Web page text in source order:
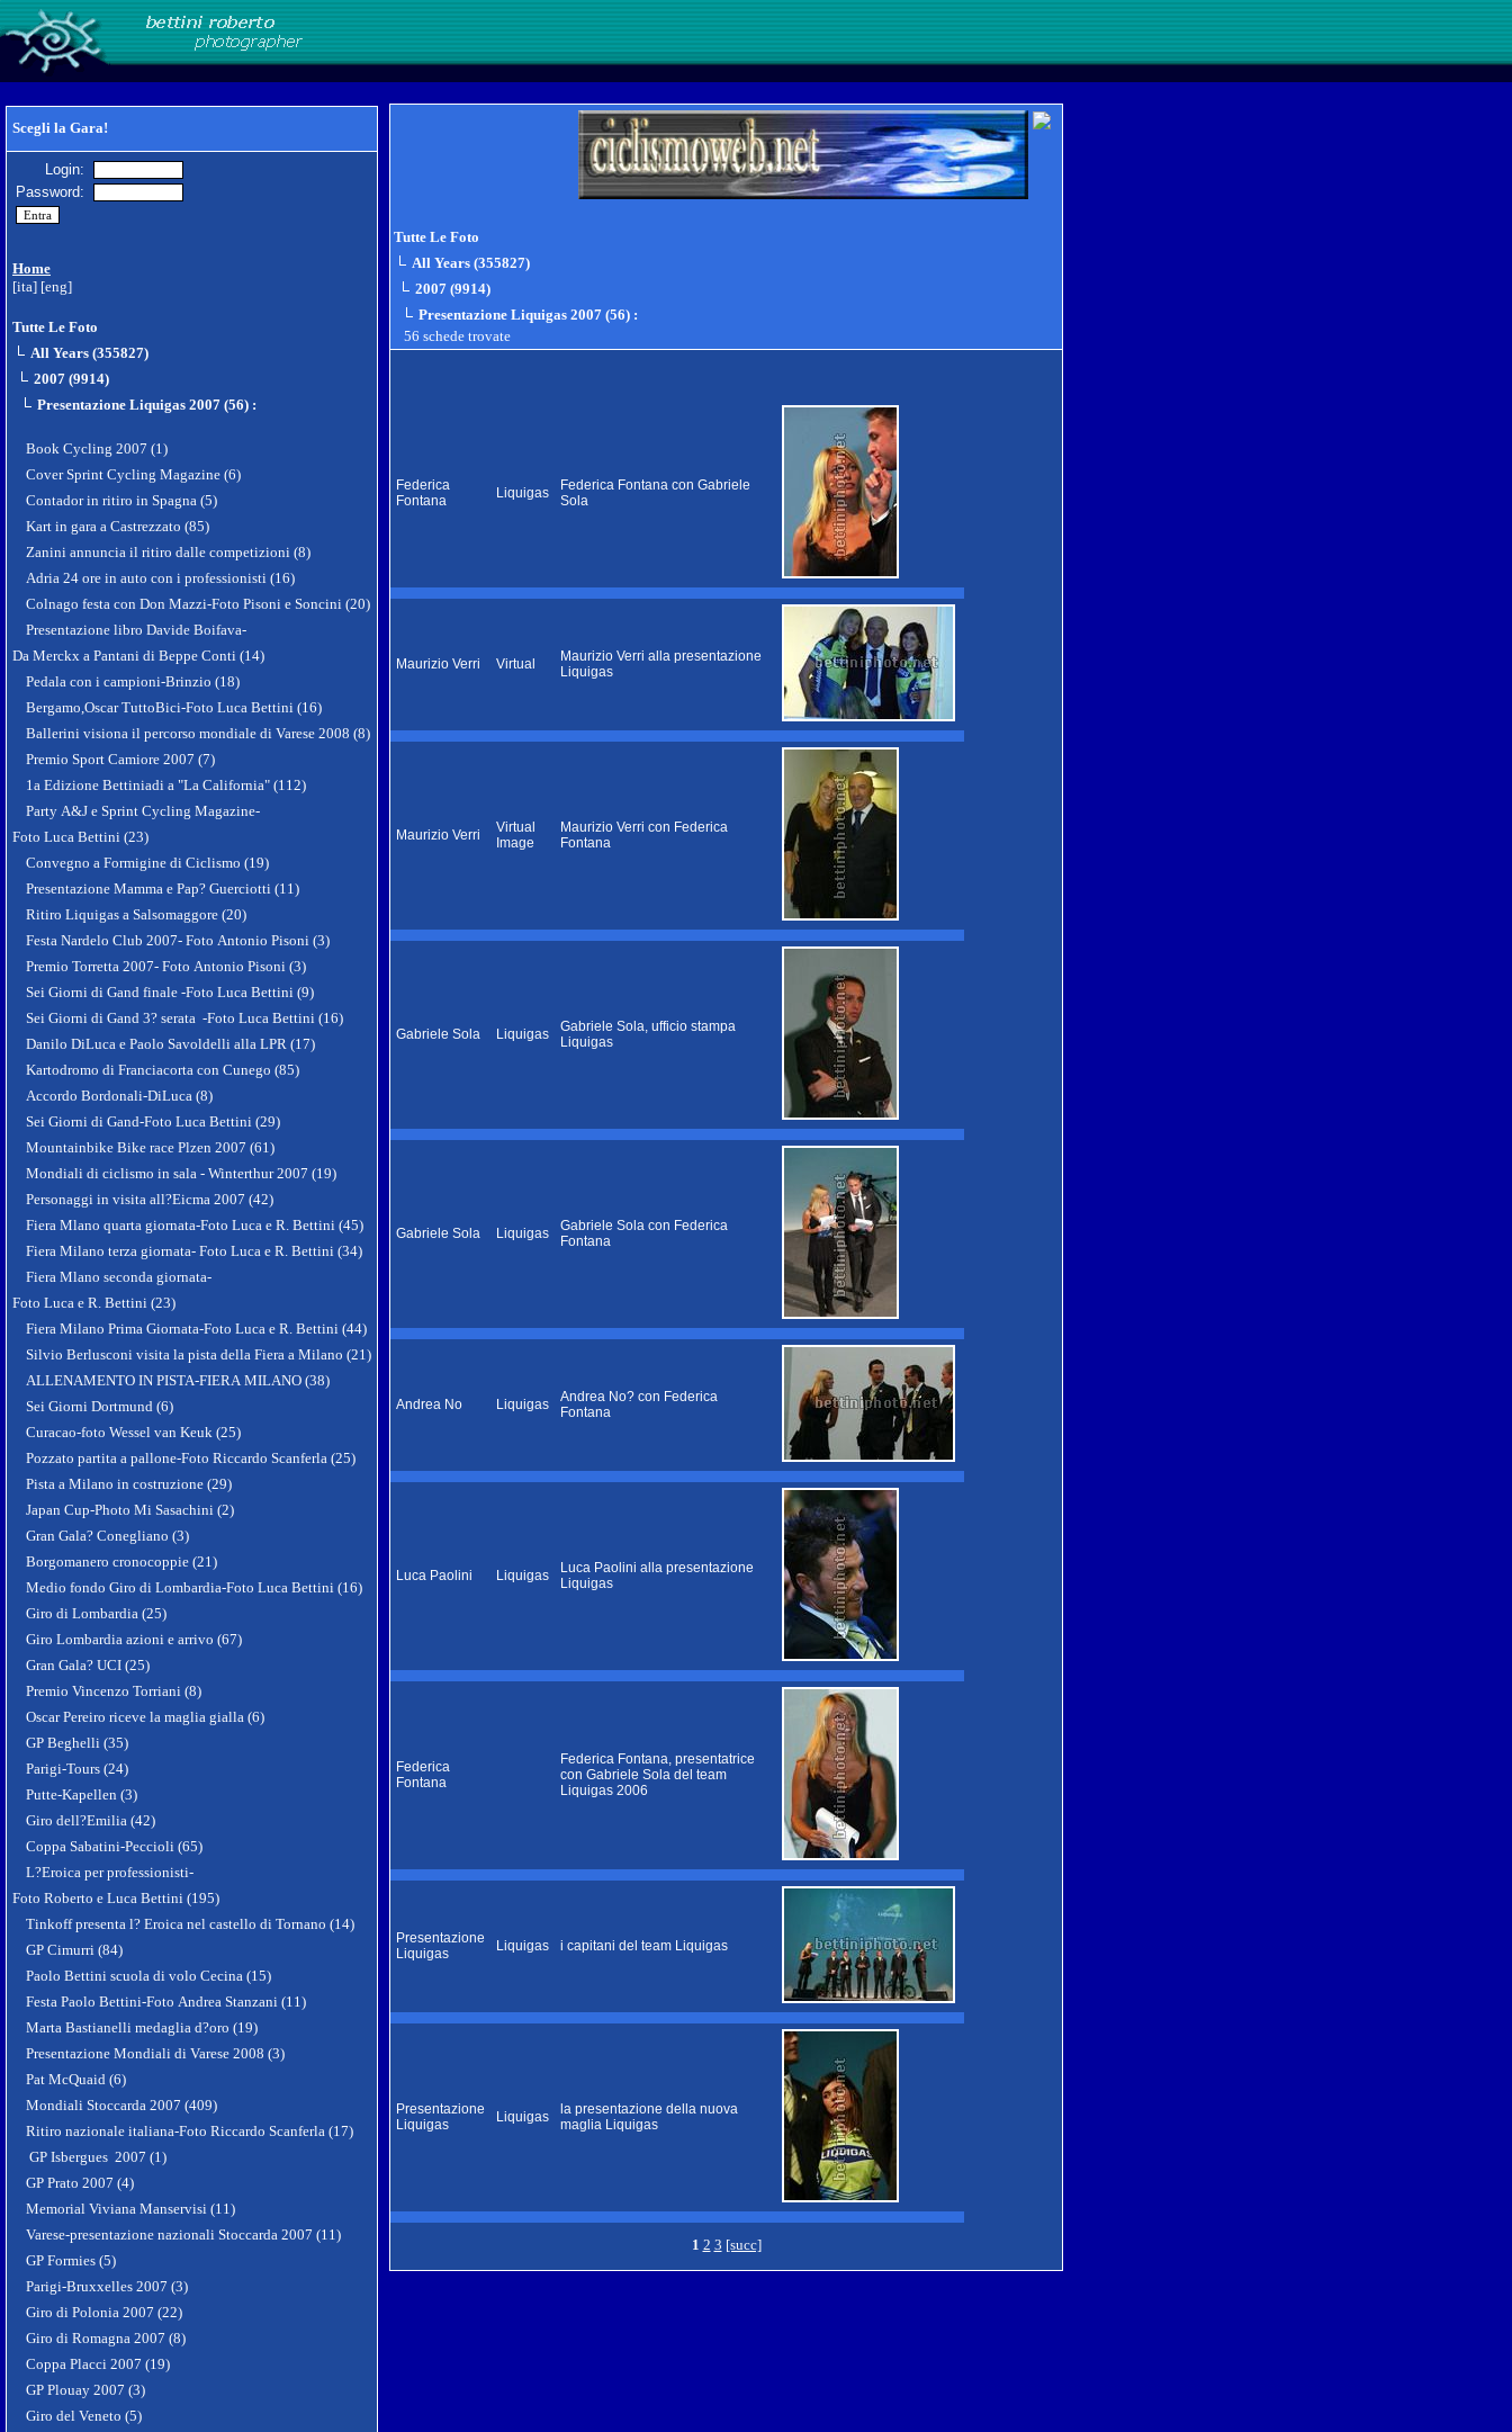
Scegli la Gara!
Login:
Password:
Home
[ita] [eng]
Tutte Le Foto
All Years (355827)
2007 (9914)
Presentazione Liquigas 2007 (56) :
Book Cycling 2007 (1)
Cover Sprint Cycling Magazine (6)
Contador in ritiro in Spagna (5)
Kart in gara a Castrezzato (85)
Zanini annuncia il ritiro dalle competizioni (8)
Adria 24 ore in auto con i professionisti (16)
Colnago festa con Don Mazzi-Foto Pisoni e Soncini (20)
Presentazione libro Davide Boifava-
Da Merckx a Pantani di Beppe Conti (14)
Pedala con i campioni-Brinzio (18)
Bergamo,Oscar TuttoBici-Foto Luca Bettini (16)
Ballerini visiona il percorso mondiale di Varese 2008 (8)
Premio Sport Camiore 2007 (7)
1a Edizione Bettiniadi a "La California" (112)
Party A&J e Sprint Cycling Magazine-
Foto Luca Bettini (23)
Convegno a Formigine di Ciclismo (19)
Presentazione Mamma e Pap? Guerciotti (11)
Ritiro Liquigas a Salsomaggore (20)
Festa Nardelo Club 2007- Foto Antonio Pisoni (3)
Premio Torretta 2007- Foto Antonio Pisoni (3)
Sei Giorni di Gand finale -Foto Luca Bettini (9)
Sei Giorni di Gand 3? serata -Foto Luca Bettini (16)
Danilo DiLuca e Paolo Savoldelli alla LPR (17)
Kartodromo di Franciacorta con Cunego (85)
Accordo Bordonali-DiLuca (8)
Sei Giorni di Gand-Foto Luca Bettini (29)
Mountainbike Bike race Plzen 2007 (61)
Mondiali di ciclismo in sala - Winterthur 2007 (19)
Personaggi in visita all?Eicma 2007 (42)
Fiera Mlano quarta giornata-Foto Luca e R. Bettini (45)
Fiera Milano terza giornata- Foto Luca e R. Bettini (34)
Fiera Mlano seconda giornata-
Foto Luca e R. Bettini (23)
Fiera Milano Prima Giornata-Foto Luca e R. Bettini (44)
Silvio Berlusconi visita la pista della Fiera a Milano (21)
ALLENAMENTO IN PISTA-FIERA MILANO (38)
Sei Giorni Dortmund (6)
Curacao-foto Wessel van Keuk (25)
Pozzato partita a pallone-Foto Riccardo Scanferla (25)
Pista a Milano in costruzione (29)
Japan Cup-Photo Mi Sasachini (2)
Gran Gala? Conegliano (3)
Borgomanero cronocoppie (21)
Medio fondo Giro di Lombardia-Foto Luca Bettini (16)
Giro di Lombardia (25)
Giro Lombardia azioni e arrivo (67)
Gran Gala? UCI (25)
Premio Vincenzo Torriani (8)
Oscar Pereiro riceve la maglia gialla (6)
GP Beghelli (35)
Parigi-Tours (24)
Putte-Kapellen (3)
Giro dell?Emilia (42)
Coppa Sabatini-Peccioli (65)
L?Eroica per professionisti-
Foto Roberto e Luca Bettini (195)
Tinkoff presenta l? Eroica nel castello di Tornano (14)
GP Cimurri (84)
Paolo Bettini scuola di volo Cecina (15)
Festa Paolo Bettini-Foto Andrea Stanzani (11)
Marta Bastianelli medaglia d?oro (19)
Presentazione Mondiali di Varese 2008 (3)
Pat McQuaid (6)
Mondiali Stoccarda 2007 (409)
Ritiro nazionale italiana-Foto Riccardo Scanferla (17)
GP Isbergues 2007 (1)
GP Prato 2007 (4)
Memorial Viviana Manservisi (11)
Varese-presentazione nazionali Stoccarda 2007 (11)
GP Formies (5)
Parigi-Bruxxelles 2007 (3)
Giro di Polonia 2007 (22)
Giro di Romagna 2007 (8)
Coppa Placci 2007 (19)
GP Plouay 2007 (3)
Giro del Veneto (5)
Tutte Le Foto
All Years (355827)
2007 (9914)
Presentazione Liquigas 2007 (56) :
56 schede trovate
Federica
Fontana
Liquigas
Federica Fontana con Gabriele
Sola
Maurizio Verri Virtual
Maurizio Verri alla presentazione
Liquigas
Maurizio Verri
Virtual
Image
Maurizio Verri con Federica
Fontana
Gabriele Sola Liquigas
Gabriele Sola, ufficio stampa
Liquigas
Gabriele Sola Liquigas
Gabriele Sola con Federica
Fontana
Andrea No Liquigas
Andrea No? con Federica
Fontana
Luca Paolini Liquigas
Luca Paolini alla presentazione
Liquigas
Federica
Fontana
Federica Fontana, presentatrice
con Gabriele Sola del team
Liquigas 2006
Presentazione
Liquigas
Liquigas i capitani del team Liquigas
Presentazione
Liquigas
Liquigas
la presentazione della nuova
maglia Liquigas
1 2 3 [succ]